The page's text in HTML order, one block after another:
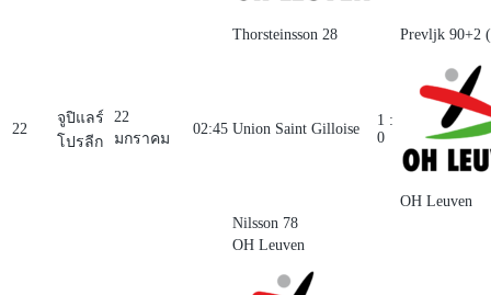
Thorsteinsson 28 Prevljk 90+2
22
จูปิแลร์
โปรลีก
22
มกราคม
02:45 Union Saint Gilloise
1 :
0
OH Leuven
Nilsson 78
OH Leuven